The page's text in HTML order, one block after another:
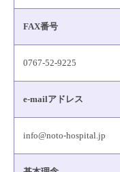
FAX番号
0767-52-9225
e-mailアドレス
info@noto-hospital.jp